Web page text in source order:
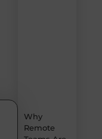
Why
Remote